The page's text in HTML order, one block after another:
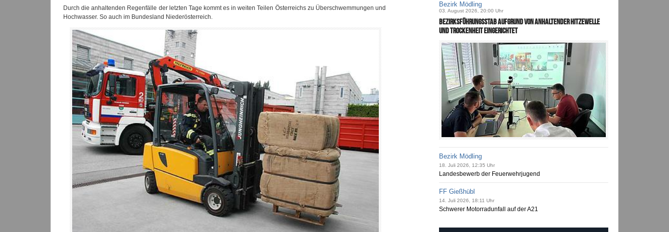
Durch die anhaltenden Regenfälle der letzten Tage kommt es in weiten Teilen Österreichs zu Überschwemmungen und
Hochwasser. So auch im Bundesland Niederösterreich.
Bezirk Mödling
03. August 2026, 20:00 Uhr
Bezirksführungsstab aufgrund von anhaltender Hitzewelle
und Trockenheit eingerichtet
Bezirk Mödling
18. Juli 2026, 12:35 Uhr
Landesbewerb der Feuerwehrjugend
FF Gießhübl
14. Juli 2026, 18:11 Uhr
Schwerer Motorradunfall auf der A21